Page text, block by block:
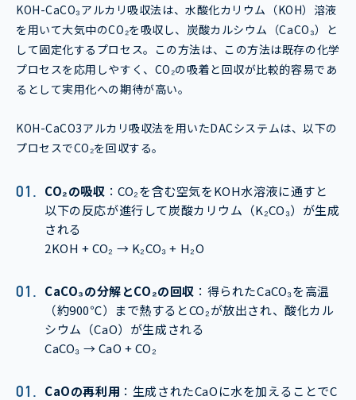
KOH-CaCO₃アルカリ吸収法は、水酸化カリウム（KOH）溶液
を用いて大気中のCO₂を吸収し、炭酸カルシウム（CaCO₃）と
して固定化するプロセス。この方法は、この方法は既存の化学
プロセスを応用しやすく、CO₂の吸着と回収が比較的容易であ
るとして実用化への期待が高い。
KOH-CaCO3アルカリ吸収法を用いたDACシステムは、以下の
プロセスでCO₂を回収する。
CO₂の吸収 ：CO₂を含む空気をKOH水溶液に通すと
以下の反応が進行して炭酸カリウム（K₂CO₃）が生成
される
2KOH + CO₂ → K₂CO₃ + H₂O
CaCO₃の分解とCO₂の回収 ：得られたCaCO₃を高温
（約900℃）まで熱するとCO₂が放出され、酸化カル
シウム（CaO）が生成される
CaCO₃ → CaO + CO₂
CaOの再利用 ：生成されたCaOに水を加えることでC